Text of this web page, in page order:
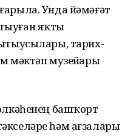
Унда йәмәғәт
яҡты
тарих-
мәктәп музейҙары
башҡорт
һәм ағзалары